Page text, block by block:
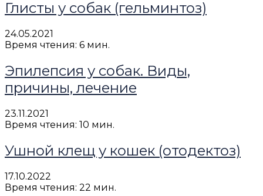
Глисты у собак (гельминтоз)
24.05.2021
Время чтения: 6 мин.
Эпилепсия у собак. Виды,
причины, лечение
23.11.2021
Время чтения: 10 мин.
Ушной клещ у кошек (отодектоз)
17.10.2022
Время чтения: 22 мин.